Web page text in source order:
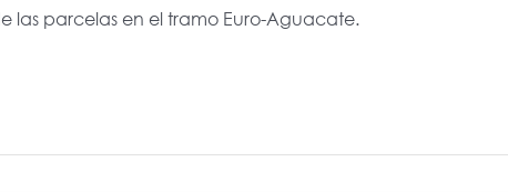
las parcelas en el tramo Euro-Aguacate.